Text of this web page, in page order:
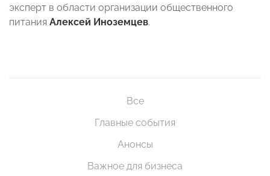
эксперт в области организации общественного
питания Алексей Иноземцев.
Все
Главные события
Анонсы
Важное для бизнеса